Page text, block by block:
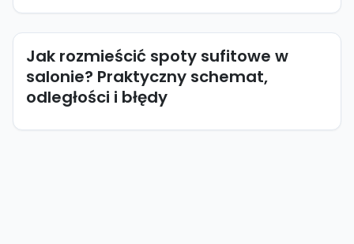
Jak rozmieścić spoty sufitowe w
salonie? Praktyczny schemat,
odległości i błędy